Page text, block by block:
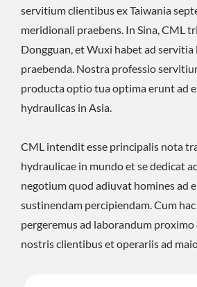
servitium clientibus ex Taiwania
meridionali praebens. In Sina, CML
Dongguan, et Wuxi habet ad
praebenda. Nostra professio
producta optio tua optima erunt ad
hydraulicas in Asia.
CML intendit esse principalis nota
hydraulicae in mundo et se dedicat
negotium quod adiuvat homines ad
sustinendam percipiendam. Cum
pergeremus ad laborandum proximo
nostris clientibus et operariis ad